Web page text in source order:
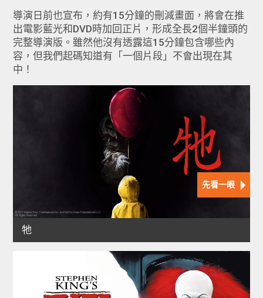
導演日前也宣布，約有15分鐘的刪減畫面，將會在推
出電影藍光和DVD時加回正片，形成全長2個半鐘頭的
完整導演版。雖然他沒有透露這15分鐘包含哪些內
容，但我們起碼知道有「一個片段」不會出現在其
中！